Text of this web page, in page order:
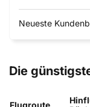
Neueste
Die
Flugroute